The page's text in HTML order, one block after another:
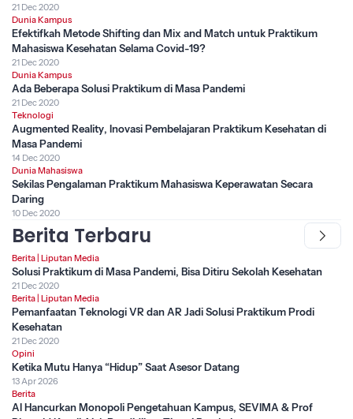
21 Dec 2020
Dunia Kampus
Efektifkah Metode Shifting dan Mix and Match untuk Praktikum
Mahasiswa Kesehatan Selama Covid-19?
21 Dec 2020
Dunia Kampus
Ada Beberapa Solusi Praktikum di Masa Pandemi
21 Dec 2020
Teknologi
Augmented Reality, Inovasi Pembelajaran Praktikum Kesehatan di
Masa Pandemi
14 Dec 2020
Dunia Mahasiswa
Sekilas Pengalaman Praktikum Mahasiswa Keperawatan Secara
Daring
10 Dec 2020
Berita Terbaru
Berita | Liputan Media
Solusi Praktikum di Masa Pandemi, Bisa Ditiru Sekolah Kesehatan
21 Dec 2020
Berita | Liputan Media
Pemanfaatan Teknologi VR dan AR Jadi Solusi Praktikum Prodi
Kesehatan
21 Dec 2020
Opini
Ketika Mutu Hanya “Hidup” Saat Asesor Datang
13 Apr 2026
Berita
AI Hancurkan Monopoli Pengetahuan Kampus, SEVIMA & Prof